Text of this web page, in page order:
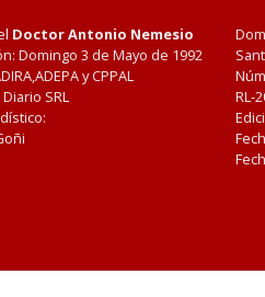
Doctor Antonio Nemesio
Domingo 3 de Mayo de 1992
y CPPAL
SRL
RL-